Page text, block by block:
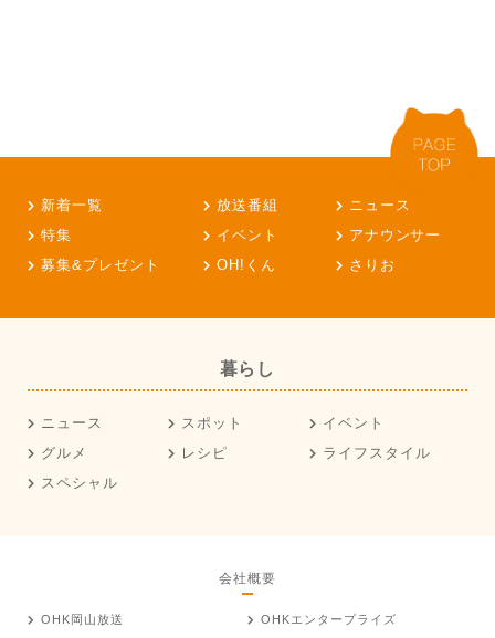
新着一覧 放送番組
ニュース
特集
イベント
アナウンサー
募集&プレゼント
OH!くん さりお
暮らし
ニュース スポット
イベント
グルメ
レシピ
ライフスタイル
スペシャル
会社概要
OHK岡山放送
OHKエンタープライズ